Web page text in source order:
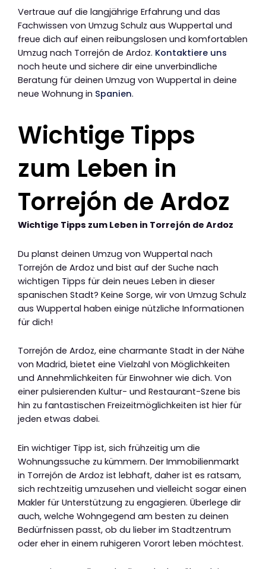
Vertraue auf die langjährige Erfahrung und das
Fachwissen von Umzug Schulz aus Wuppertal und
freue dich auf einen reibungslosen und komfortablen
Umzug nach Torrejón de Ardoz. Kontaktiere uns
noch heute und sichere dir eine unverbindliche
Beratung für deinen Umzug von Wuppertal in deine
neue Wohnung in Spanien.
Wichtige Tipps
zum Leben in
Torrejón de Ardoz
Wichtige Tipps zum Leben in Torrejón de Ardoz
Du planst deinen Umzug von Wuppertal nach
Torrejón de Ardoz und bist auf der Suche nach
wichtigen Tipps für dein neues Leben in dieser
spanischen Stadt? Keine Sorge, wir von Umzug Schulz
aus Wuppertal haben einige nützliche Informationen
für dich!
Torrejón de Ardoz, eine charmante Stadt in der Nähe
von Madrid, bietet eine Vielzahl von Möglichkeiten
und Annehmlichkeiten für Einwohner wie dich. Von
einer pulsierenden Kultur- und Restaurant-Szene bis
hin zu fantastischen Freizeitmöglichkeiten ist hier für
jeden etwas dabei.
Ein wichtiger Tipp ist, sich frühzeitig um die
Wohnungssuche zu kümmern. Der Immobilienmarkt
in Torrejón de Ardoz ist lebhaft, daher ist es ratsam,
sich rechtzeitig umzusehen und vielleicht sogar einen
Makler für Unterstützung zu engagieren. Überlege dir
auch, welche Wohngegend am besten zu deinen
Bedürfnissen passt, ob du lieber im Stadtzentrum
oder eher in einem ruhigeren Vorort leben möchtest.